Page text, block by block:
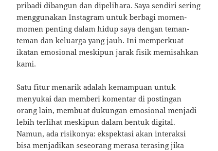
pribadi dibangun dan dipelihara. Saya sendiri sering
menggunakan Instagram untuk berbagi momen-
momen penting dalam hidup saya dengan teman-
teman dan keluarga yang jauh. Ini memperkuat
ikatan emosional meskipun jarak fisik memisahkan
kami.
Satu fitur menarik adalah kemampuan untuk
menyukai dan memberi komentar di postingan
orang lain, membuat dukungan emosional menjadi
lebih terlihat meskipun dalam bentuk digital.
Namun, ada risikonya: ekspektasi akan interaksi
bisa menjadikan seseorang merasa terasing jika